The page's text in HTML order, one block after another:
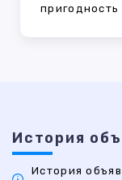
История
История